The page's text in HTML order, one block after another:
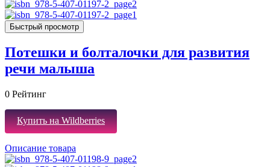
Быстрый просмотр
Потешки и болталочки для развития
речи малыша
0 Рейтинг
Купить на Wildberries
Описание товара